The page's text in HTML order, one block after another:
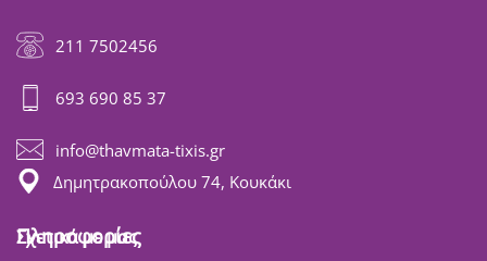
211 7502456
693 690 85 37
info@thavmata-tixis.gr
Δημητρακοπούλου 74, Κουκάκι
Πληροφορίες
Σχετικά με μας